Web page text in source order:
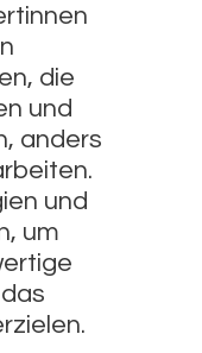
die
und
anders
und
um